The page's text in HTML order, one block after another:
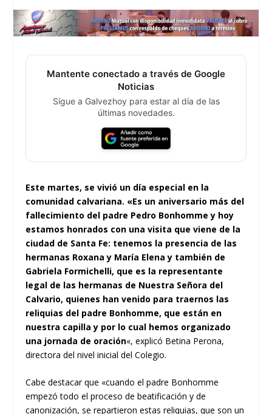
Mantente conectado a través de Google
Noticias
Sígue a Galvezhoy para estar al día de las
últimas novedades.
Este martes, se vivió un día especial en la
comunidad calvariana. «Es un aniversario más del
fallecimiento del padre Pedro Bonhomme y hoy
estamos honrados con una visita que viene de la
ciudad de Santa Fe: tenemos la presencia de las
hermanas Roxana y María Elena y también de
Gabriela Formichelli, que es la representante
legal de las hermanas de Nuestra Señora del
Calvario, quienes han venido para traernos las
reliquias del padre Bonhomme, que están en
nuestra capilla y por lo cual hemos organizado
una jornada de oración«, explicó Betina Perona,
directora del nivel inicial del Colegio.
Cabe destacar que «cuando el padre Bonhomme
empezó todo el proceso de beatificación y de
canonización, se repartieron estas reliquias, que son un